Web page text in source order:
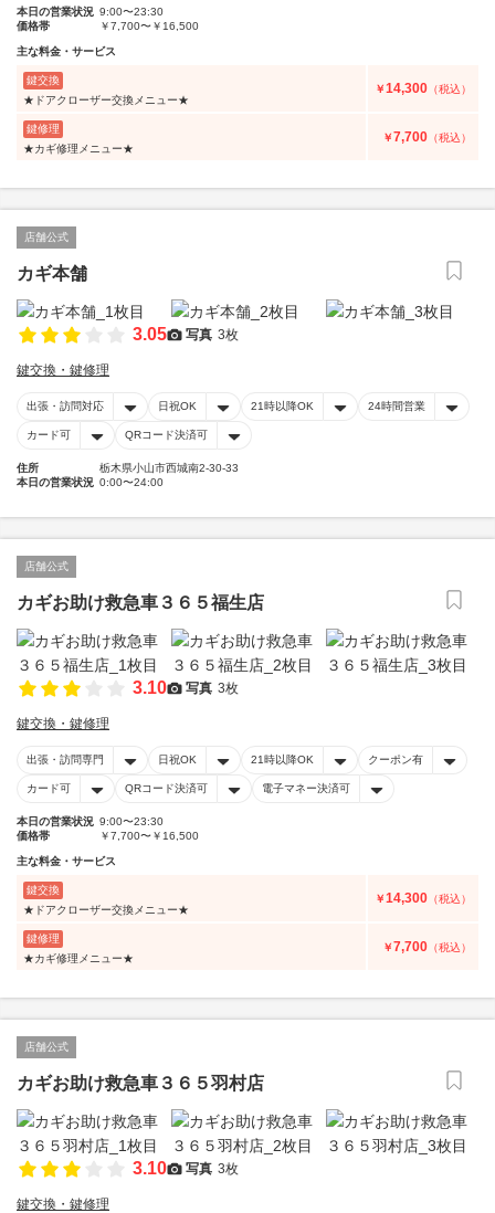
本日の営業状況 9:00〜23:30
価格帯
￥7,700〜￥16,500
主な料金・サービス
鍵交換
★ドアクローザー交換メニュー★
￥14,300 （税込）
鍵修理
★カギ修理メニュー★
￥7,700 （税込）
店舗公式
カギ本舗
3.05 写真 3枚
鍵交換・鍵修理
出張・訪問対応 日祝OK 21時以降OK 24時間営業
カード可 QRコード決済可
住所
栃木県小山市西城南2-30-33
本日の営業状況 0:00〜24:00
店舗公式
カギお助け救急車３６５福生店
3.10 写真 3枚
鍵交換・鍵修理
出張・訪問専門 日祝OK 21時以降OK クーポン有
カード可 QRコード決済可 電子マネー決済可
本日の営業状況 9:00〜23:30
価格帯
￥7,700〜￥16,500
主な料金・サービス
鍵交換
★ドアクローザー交換メニュー★
￥14,300 （税込）
鍵修理
★カギ修理メニュー★
￥7,700 （税込）
店舗公式
カギお助け救急車３６５羽村店
3.10 写真 3枚
鍵交換・鍵修理